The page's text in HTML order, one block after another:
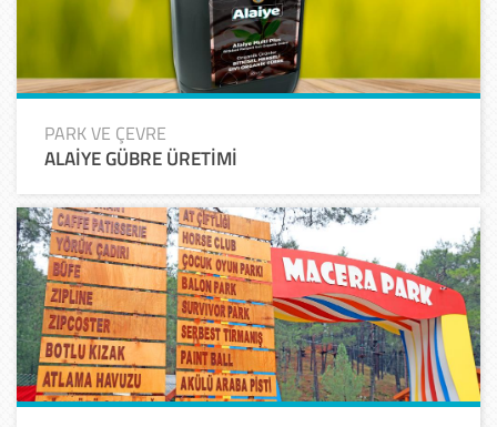
PARK VE ÇEVRE
ALAİYE GÜBRE ÜRETİMİ